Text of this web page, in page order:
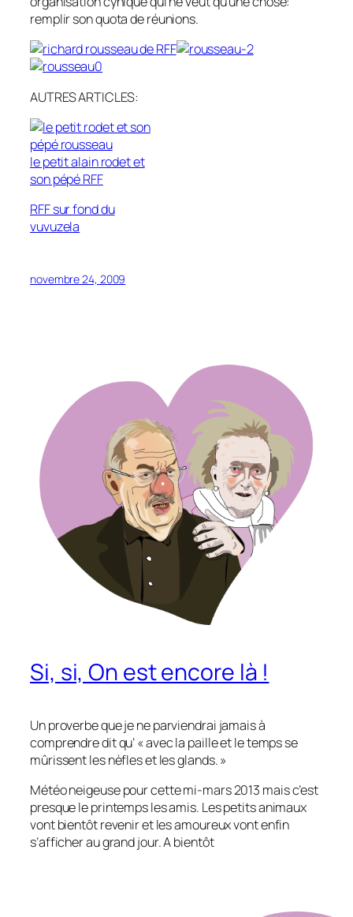
remplir son quota de réunions.
AUTRES ARTICLES:
le petit alain rodet et
son pépé RFF
RFF sur fond du
vuvuzela
novembre 24, 2009
Si, si, On est encore là !
Un proverbe que je ne parviendrai jamais à
comprendre dit qu’ « avec la paille et le temps se
mûrissent les nèfles et les glands. »
Météo neigeuse pour cette mi-mars 2013 mais c’est
presque le printemps les amis. Les petits animaux
vont bientôt revenir et les amoureux vont enfin
s’afficher au grand jour. A bientôt